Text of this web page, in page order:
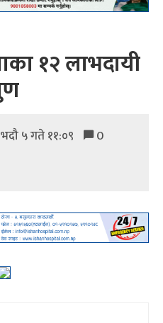
१२ लाभदायी
५ गते ११:०९ 0